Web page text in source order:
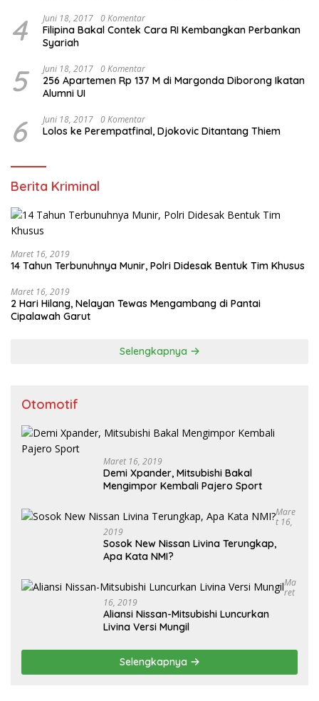
4 Juni 18, 2017 0 Komentar
Filipina Bakal Contek Cara RI Kembangkan Perbankan
Syariah
5 Juni 18, 2017 0 Komentar
256 Apartemen Rp 137 M di Margonda Diborong Ikatan
Alumni UI
6 Juni 18, 2017 0 Komentar
Lolos ke Perempatfinal, Djokovic Ditantang Thiem
Berita Kriminal
Maret 16, 2019
14 Tahun Terbunuhnya Munir, Polri Didesak Bentuk Tim Khusus
Maret 16, 2019
2 Hari Hilang, Nelayan Tewas Mengambang di Pantai
Cipalawah Garut
Selengkapnya
Otomotif
Maret 16, 2019
Demi Xpander, Mitsubishi Bakal
Mengimpor Kembali Pajero Sport
Mare
T 16,
2019
Sosok New Nissan Livina Terungkap,
Apa Kata NMI?
Ma
Ret
16, 2019
Aliansi Nissan-Mitsubishi Luncurkan
Livina Versi Mungil
Selengkapnya